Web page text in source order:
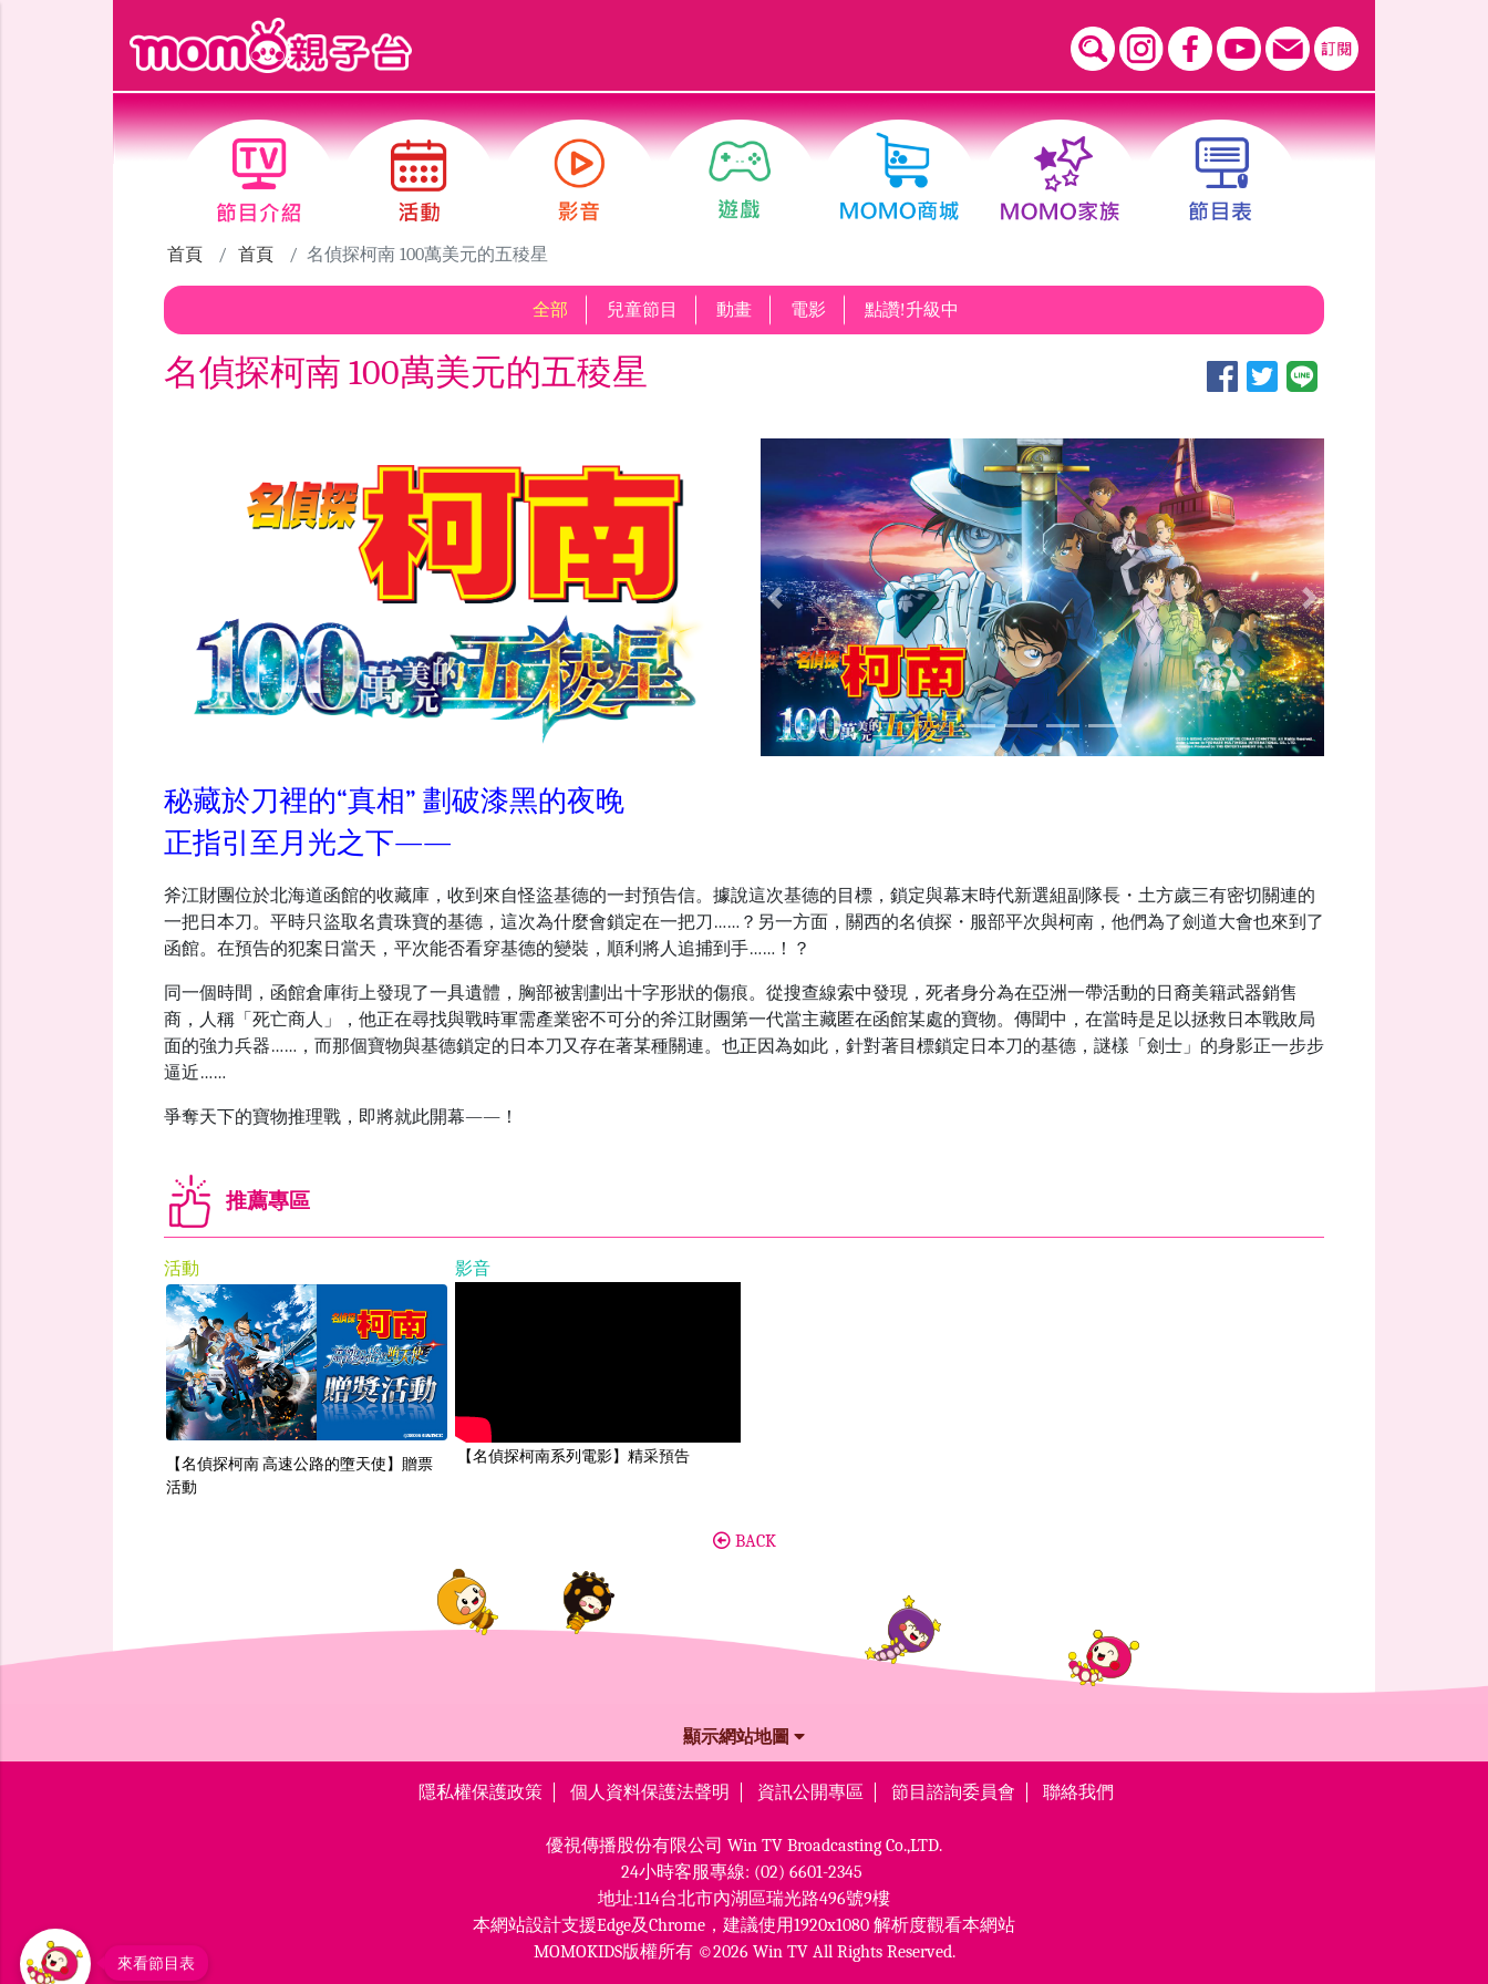
首頁 首頁 名偵探柯南 100萬美元的五稜星
全部 兒童節目 動畫 電影 點讚!升級中
名偵探柯南 100萬美元的五稜星
Previous Next
秘藏於刀裡的“真相” 劃破漆黑的夜晚
正指引至月光之下――
斧江財團位於北海道函館的收藏庫，收到來自怪盜基德的一封預告信。據說這次基德的目標，鎖定與幕末時代新選組副隊長・土方歲三有密切關連的
一把日本刀。平時只盜取名貴珠寶的基德，這次為什麼會鎖定在一把刀……？另一方面，關西的名偵探・服部平次與柯南，他們為了劍道大會也來到了
函館。在預告的犯案日當天，平次能否看穿基德的變裝，順利將人追捕到手……！？
同一個時間，函館倉庫街上發現了一具遺體，胸部被割劃出十字形狀的傷痕。從搜查線索中發現，死者身分為在亞洲一帶活動的日裔美籍武器銷售
商，人稱「死亡商人」，他正在尋找與戰時軍需產業密不可分的斧江財團第一代當主藏匿在函館某處的寶物。傳聞中，在當時是足以拯救日本戰敗局
面的強力兵器……，而那個寶物與基德鎖定的日本刀又存在著某種關連。也正因為如此，針對著目標鎖定日本刀的基德，謎樣「劍士」的身影正一步步
逼近……
爭奪天下的寶物推理戰，即將就此開幕――！
推薦專區
活動
【名偵探柯南 高速公路的墮天使】贈票
活動
影音
【名偵探柯南系列電影】精采預告
BACK
顯示網站地圖
隱私權保護政策 個人資料保護法聲明 資訊公開專區 節目諮詢委員會 聯絡我們
優視傳播股份有限公司 Win TV Broadcasting Co.,LTD.
24小時客服專線: (02) 6601-2345
地址:114台北市內湖區瑞光路496號9樓
本網站設計支援Edge及Chrome， 建議使用1920x1080 解析度觀看本網站
MOMOKIDS版權所有 ©2026 Win TV All Rights Reserved.
來看節目表